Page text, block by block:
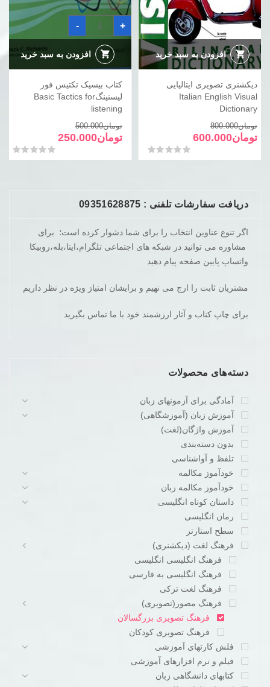
افزودن به سبد خرید
دیکشنری تصویری ایتالیایی
Italian English Visual
Dictionary
تومان800.000قیمت
اصلی
تومان800.000
بود.
تومان600.000
قیمت
فعلی
تومان600.000
است.
امتیاز0از 5
-
کتاب
بیسیک
تکتیس
فور
لیسنینگBasic
Tactics
for
عدد
+
افزودن به سبد خرید
کتاب بیسیک تکتیس فور
لیسنینگBasic Tactics for
listening
تومان500.000قیمت
اصلی
تومان500.000
بود.
تومان250.000
قیمت
فعلی
تومان250.000
است.
امتیاز0از 5
دریافت سفارشات تلفنی : 09351628875
اگر تنوع عناوین انتخاب را برای شما دشوار کرده است؛ برای
مشاوره می توانید در شبکه های اجتماعی تلگرام،ایتا،بله،روبیکا
واتساپ پایین صفحه پیام دهید
مشتریان ثابت را ارج می نهیم و برایشان امتیاز ویژه در نظر داریم
برای چاپ کناب و آثار ارزشمند خود با ما تماس بگیرید
دسته‌های محصولات
آمادگی برای آزمونهای زبان
آموزش زبان (آموزشگاهی)
آموزش واژگان(لغت)
بدون دسته‌بندی
تلفظ و آواشناسی
خودآموز مکالمه
خودآموز مکالمه زبان
داستان کوتاه انگلیسی
رمان انگلیسی
سطح استارتر
فرهنگ لغت (دیکشنری)
فرهنگ انگلیسی انگلیسی
فرهنگ انگلیسی به فارسی
فرهنگ لغت ترکی
فرهنگ مصور(تصویری)
فرهنگ تصویری بزرگسالان
فرهنگ تصویری کودکان
فلش کارتهای آموزشی
فیلم و نرم افزارهای آموزشی
کتابهای دانشگاهی زبان